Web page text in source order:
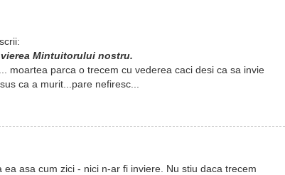
Mintuitorului nostru.
moartea parca o trecem cu vederea caci desi ca sa invie
ca a murit...pare nefiresc...
asa cum zici - nici n-ar fi inviere. Nu stiu daca trecem